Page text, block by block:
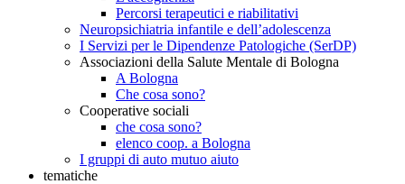
Percorsi terapeutici e riabilitativi
Neuropsichiatria infantile e dell’adolescenza
I Servizi per le Dipendenze Patologiche (SerDP)
Associazioni della Salute Mentale di Bologna
A Bologna
Che cosa sono?
Cooperative sociali
che cosa sono?
elenco coop. a Bologna
I gruppi di auto mutuo aiuto
tematiche